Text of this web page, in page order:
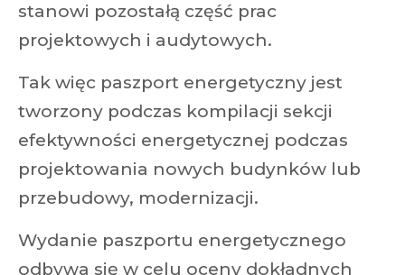
stanowi pozostałą część prac
projektowych i audytowych.
Tak więc paszport energetyczny jest
tworzony podczas kompilacji sekcji
efektywności energetycznej podczas
projektowania nowych budynków lub
przebudowy, modernizacji.
Wydanie paszportu energetycznego
odbywa się w celu oceny dokładnych